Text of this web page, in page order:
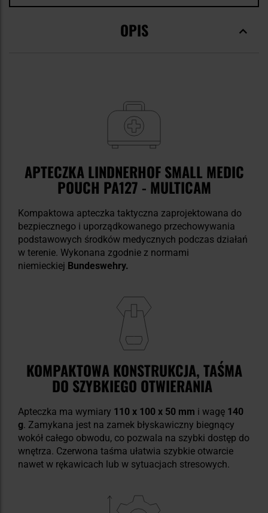
OPIS
APTECZKA LINDNERHOF SMALL MEDIC
POUCH PA127 - MULTICAM
Kompaktowa apteczka taktyczna zaprojektowana do
bezpiecznego i uporządkowanego przechowywania
podstawowych środków medycznych podczas działań
w terenie. Wykonana zgodnie z normami
niemieckiej Bundeswehry.
KOMPAKTOWA KONSTRUKCJA, TAŚMA
DO SZYBKIEGO OTWIERANIA
Apteczka ma wymiary 110 x 100 x 50 mm i wagę 140
g. Zamykana jest na zamek błyskawiczny biegnący
wokół całego obwodu, co pozwala na szybki dostęp do
wnętrza. Czerwona taśma ułatwia szybkie otwarcie
nawet w rękawicach lub w sytuacjach stresowych.